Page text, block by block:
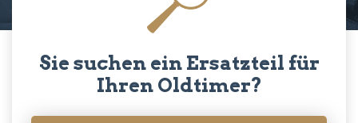
Sie suchen ein Ersatzteil für
Ihren Oldtimer?